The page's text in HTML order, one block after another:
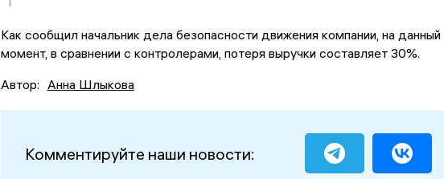
Как сообщил начальник дела безопасности движения компании, на данный
момент, в сравнении с контролерами, потеря выручки составляет 30%.
Автор: Анна Шлыкова
Комментируйте наши новости: